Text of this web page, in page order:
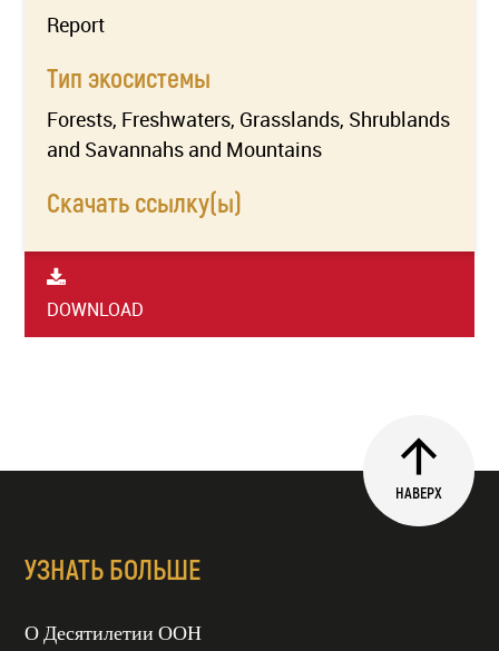
Report
Тип экосистемы
Forests, Freshwaters, Grasslands, Shrublands
and Savannahs and Mountains
Скачать ссылку(ы)
DOWNLOAD
НАВЕРХ
УЗНАТЬ БОЛЬШЕ
О Десятилетии ООН